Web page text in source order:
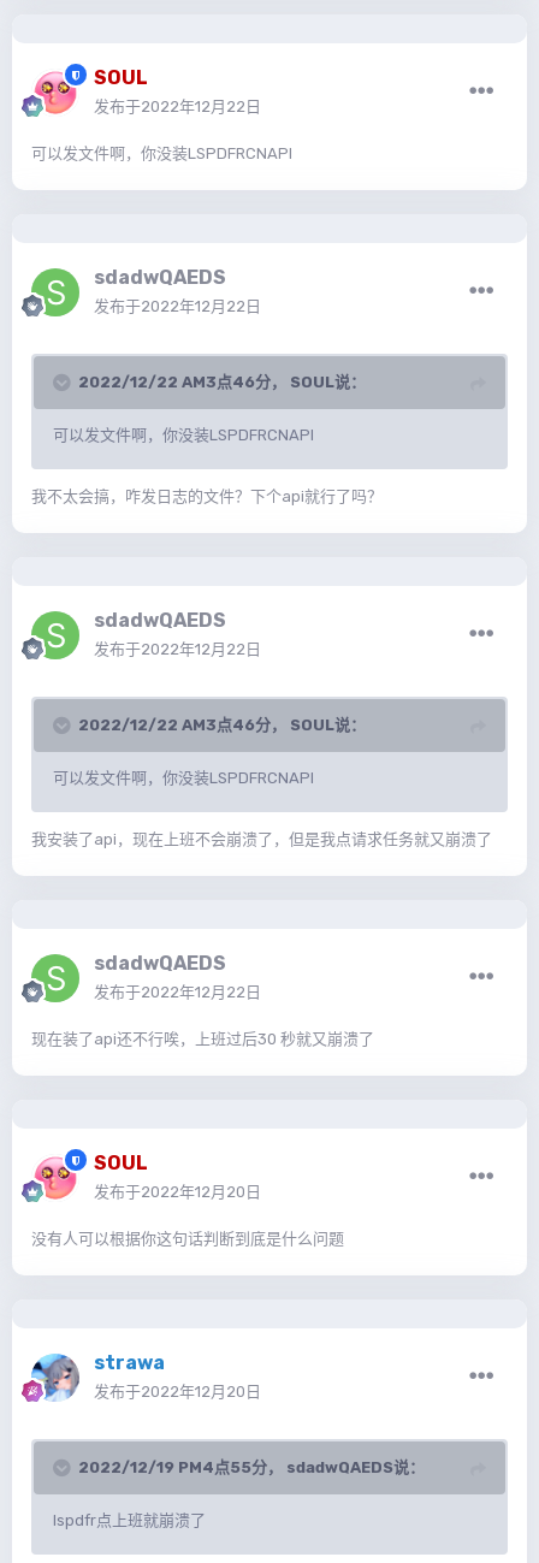
SOUL
发布于2022年12月22日
可以发文件啊，你没装LSPDFRCNAPI
sdadwQAEDS
发布于2022年12月22日
2022/12/22 AM3点46分， SOUL说：
可以发文件啊，你没装LSPDFRCNAPI
我不太会搞，咋发日志的文件？下个api就行了吗？
sdadwQAEDS
发布于2022年12月22日
2022/12/22 AM3点46分， SOUL说：
可以发文件啊，你没装LSPDFRCNAPI
我安装了api，现在上班不会崩溃了，但是我点请求任务就又崩溃了
sdadwQAEDS
发布于2022年12月22日
现在装了api还不行唉，上班过后30 秒就又崩溃了
SOUL
发布于2022年12月20日
没有人可以根据你这句话判断到底是什么问题
strawa
发布于2022年12月20日
2022/12/19 PM4点55分， sdadwQAEDS说：
lspdfr点上班就崩溃了